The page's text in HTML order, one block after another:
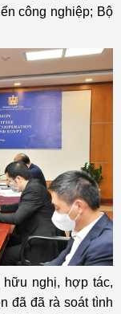
công nghiệp; Bộ
nghị, hợp tác,
đã đã rà soát tình